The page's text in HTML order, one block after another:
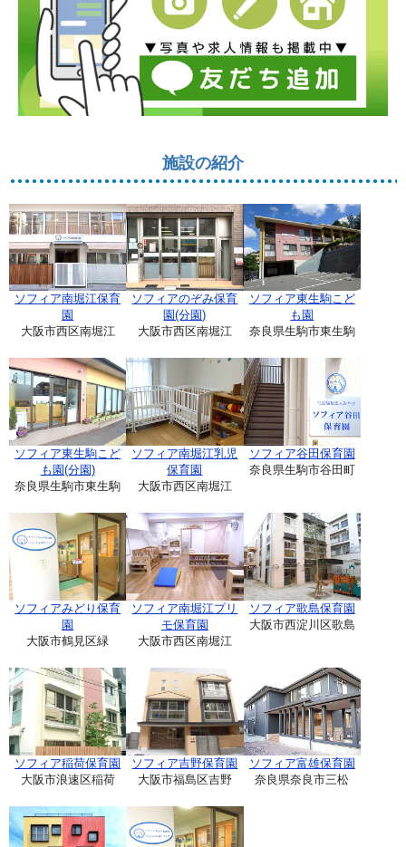
施設の紹介
ソフィア南堀江保育
園
大阪市西区南堀江
ソフィアのぞみ保育
園(分園)
大阪市西区南堀江
ソフィア東生駒こど
も園
奈良県生駒市東生駒
ソフィア東生駒こど
も園(分園)
奈良県生駒市東生駒
ソフィア南堀江乳児
保育園
大阪市西区南堀江
ソフィア谷田保育園
奈良県生駒市谷田町
ソフィアみどり保育
園
大阪市鶴見区緑
ソフィア南堀江プリ
モ保育園
大阪市西区南堀江
ソフィア歌島保育園
大阪市西淀川区歌島
ソフィア稲荷保育園
大阪市浪速区稲荷
ソフィア吉野保育園
大阪市福島区吉野
ソフィア富雄保育園
奈良県奈良市三松